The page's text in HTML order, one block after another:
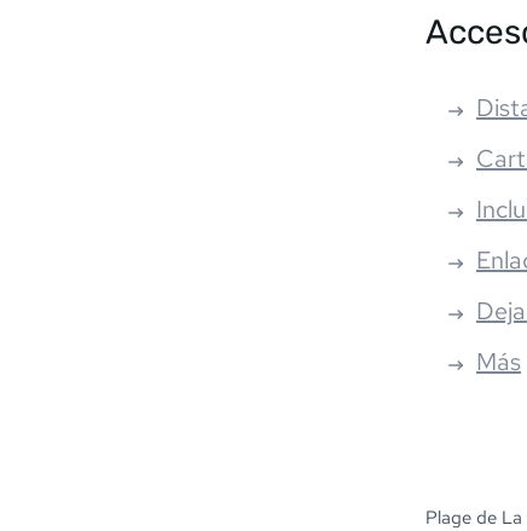
Más
Plage de